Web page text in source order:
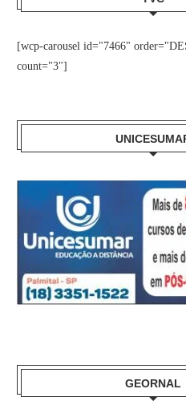
[wcp-carousel id="7466"
count="3"]
GEORNAL